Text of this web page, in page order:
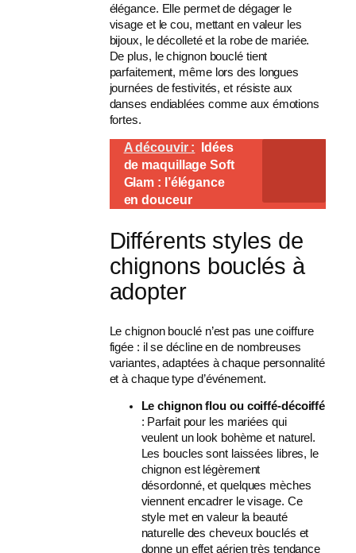
élégance. Elle permet de dégager le
visage et le cou, mettant en valeur les
bijoux, le décolleté et la robe de mariée.
De plus, le chignon bouclé tient
parfaitement, même lors des longues
journées de festivités, et résiste aux
danses endiablées comme aux émotions
fortes.
A découvir :
Idées
de maquillage Soft
Glam : l’élégance
en douceur
Différents styles de
chignons bouclés à
adopter
Le chignon bouclé n’est pas une coiffure
figée : il se décline en de nombreuses
variantes, adaptées à chaque personnalité
et à chaque type d’événement.
Le chignon flou ou coiffé-décoiffé
: Parfait pour les mariées qui
veulent un look bohème et naturel.
Les boucles sont laissées libres, le
chignon est légèrement
désordonné, et quelques mèches
viennent encadrer le visage. Ce
style met en valeur la beauté
naturelle des cheveux bouclés et
donne un effet aérien très tendance